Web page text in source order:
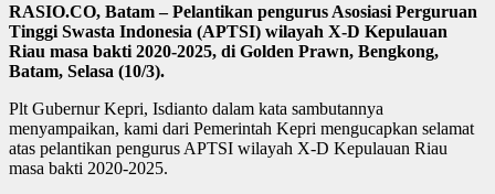
RASIO.CO, Batam – Pelantikan pengurus Asosiasi Perguruan
Tinggi Swasta Indonesia (APTSI) wilayah X-D Kepulauan
Riau masa bakti 2020-2025, di Golden Prawn, Bengkong,
Batam, Selasa (10/3).
Plt Gubernur Kepri, Isdianto dalam kata sambutannya
menyampaikan, kami dari Pemerintah Kepri mengucapkan selamat
atas pelantikan pengurus APTSI wilayah X-D Kepulauan Riau
masa bakti 2020-2025.